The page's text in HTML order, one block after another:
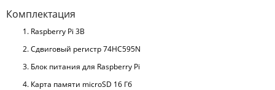
Комплектация
Raspberry Pi 3B
Сдвиговый регистр 74HC595N
Блок питания для Raspberry Pi
Карта памяти microSD 16 Гб